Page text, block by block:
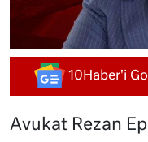
10Haber'i
Avukat Rezan